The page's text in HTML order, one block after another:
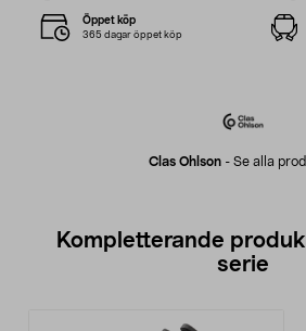
Clas Ohlson - Se alla
Öppet köp
365 dagar öppet köp
Kompletterande
serie